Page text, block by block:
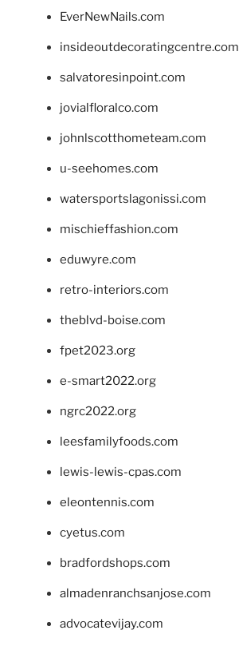
EverNewNails.com
insideoutdecoratingcentre.com
salvatoresinpoint.com
jovialfloralco.com
johnlscotthometeam.com
u-seehomes.com
watersportslagonissi.com
mischieffashion.com
eduwyre.com
retro-interiors.com
theblvd-boise.com
fpet2023.org
e-smart2022.org
ngrc2022.org
leesfamilyfoods.com
lewis-lewis-cpas.com
eleontennis.com
cyetus.com
bradfordshops.com
almadenranchsanjose.com
advocatevijay.com